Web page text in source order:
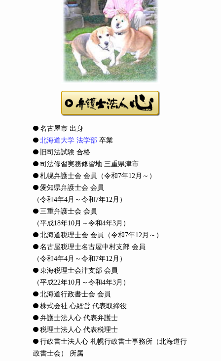
名古屋市 出身
北海道大学 法学部 卒業
旧司法試験 合格
司法修習実務修習地 三重県津市
札幌弁護士会 会員
（令和7年12月～）
愛知県弁護士会 会員
（令和4年4月～令和7年12月）
三重弁護士会 会員
（平成18年10月～令和4年3月）
北海道税理士会 会員
（令和7年12月～）
名古屋税理士名古屋中村支部 会員
（令和4年4月～令和7年12月）
東海税理士会津支部 会員
（平成22年10月～令和4年3月）
北海道行政書士会 会員
株式会社 心経営 代表取締役
弁護士法人心 代表弁護士
税理士法人心 代表税理士
行政書士法人心 札幌行政書士事務所（北海道行
政書士会） 所属